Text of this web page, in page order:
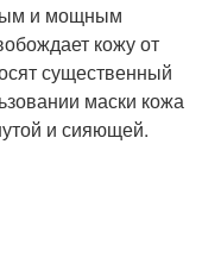
и мощным
кожу от
существенный
маски кожа
и сияющей.